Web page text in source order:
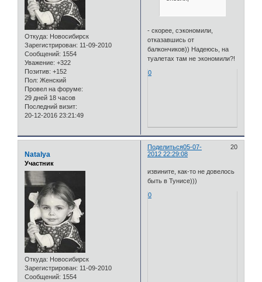
Откуда: Новосибирск
Зарегистрирован: 11-09-2010
Сообщений: 1554
Уважение: +322
Позитив: +152
Пол: Женский
Провел на форуме:
29 дней 18 часов
Последний визит:
20-12-2016 23:21:49
- скорее, сэкономили,
отказавшись от
балкончиков)) Надеюсь, на
туалетах там не экономили?!
0
Поделиться 20
05-07-
2012 22:29:08
Natalya
Участник
Откуда: Новосибирск
Зарегистрирован: 11-09-2010
Сообщений: 1554
извините, как-то не довелось
быть в Тунисе)))
0